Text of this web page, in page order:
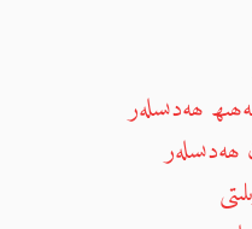
ھەدىسلەر
ھەدىسلەر